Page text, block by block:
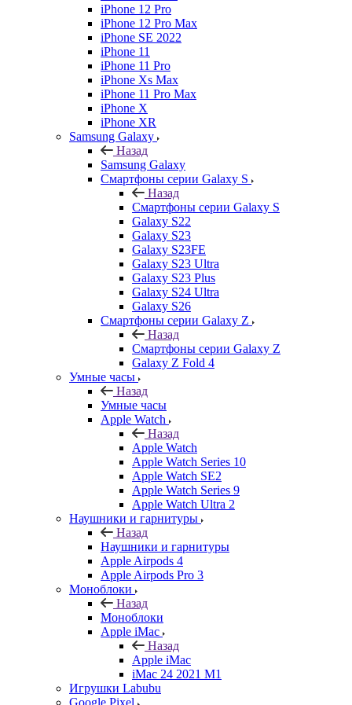
iPhone 12 Pro
iPhone 12 Pro Max
iPhone SE 2022
iPhone 11
iPhone 11 Pro
iPhone Xs Max
iPhone 11 Pro Max
iPhone X
iPhone XR
Samsung Galaxy
Назад
Samsung Galaxy
Смартфоны серии Galaxy S
Назад
Смартфоны серии Galaxy S
Galaxy S22
Galaxy S23
Galaxy S23FE
Galaxy S23 Ultra
Galaxy S23 Plus
Galaxy S24 Ultra
Galaxy S26
Смартфоны серии Galaxy Z
Назад
Смартфоны серии Galaxy Z
Galaxy Z Fold 4
Умные часы
Назад
Умные часы
Apple Watch
Назад
Apple Watch
Apple Watch Series 10
Apple Watch SE2
Apple Watch Series 9
Apple Watch Ultra 2
Наушники и гарнитуры
Назад
Наушники и гарнитуры
Apple Airpods 4
Apple Airpods Pro 3
Моноблоки
Назад
Моноблоки
Apple iMac
Назад
Apple iMac
iMac 24 2021 M1
Игрушки Labubu
Google Pixel